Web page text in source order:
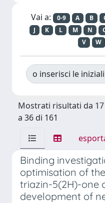
Vai a: 0-9 A B
J
K L M N
V
W
o inserisci le
Mostrati risultati da 17
a 36 di 161
Binding
optimisation of
triazin-5(2H)-one
development of